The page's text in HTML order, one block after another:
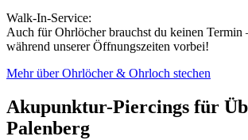
Walk-In-Service:
Auch für Ohrlöcher brauchst du keinen Termin
während unserer Öffnungszeiten vorbei!
Mehr über Ohrlöcher & Ohrloch stechen
Akupunktur-Piercings für
Palenberg